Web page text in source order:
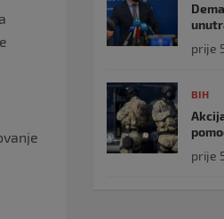
prije
BIH
prije